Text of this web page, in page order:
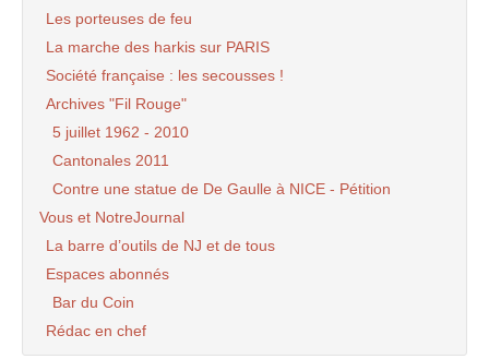
Les porteuses de feu
La marche des harkis sur PARIS
Société française : les secousses !
Archives "Fil Rouge"
5 juillet 1962 - 2010
Cantonales 2011
Contre une statue de De Gaulle à NICE - Pétition
Vous et NotreJournal
La barre d’outils de NJ et de tous
Espaces abonnés
Bar du Coin
Rédac en chef